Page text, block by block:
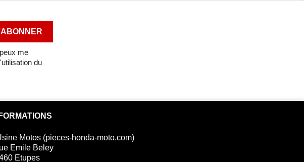
me
du
Motos (pieces-honda-moto.com)
Emile Beley
Etupes